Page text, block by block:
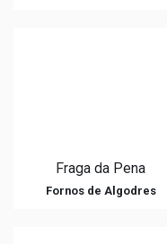
Fraga da Pena
Fornos de Algodres